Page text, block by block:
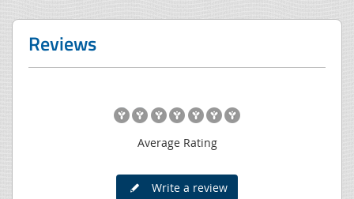
Reviews
Average Rating
Write a review